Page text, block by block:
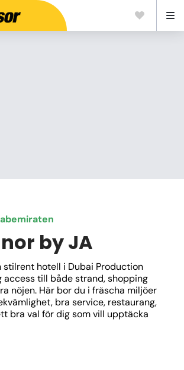
by JA
stilrent hotell i Dubai Production
access till både strand, shopping
nöjen. Här bor du i fräscha miljöer
bra service, restaurang,
bra val för dig som vill upptäcka